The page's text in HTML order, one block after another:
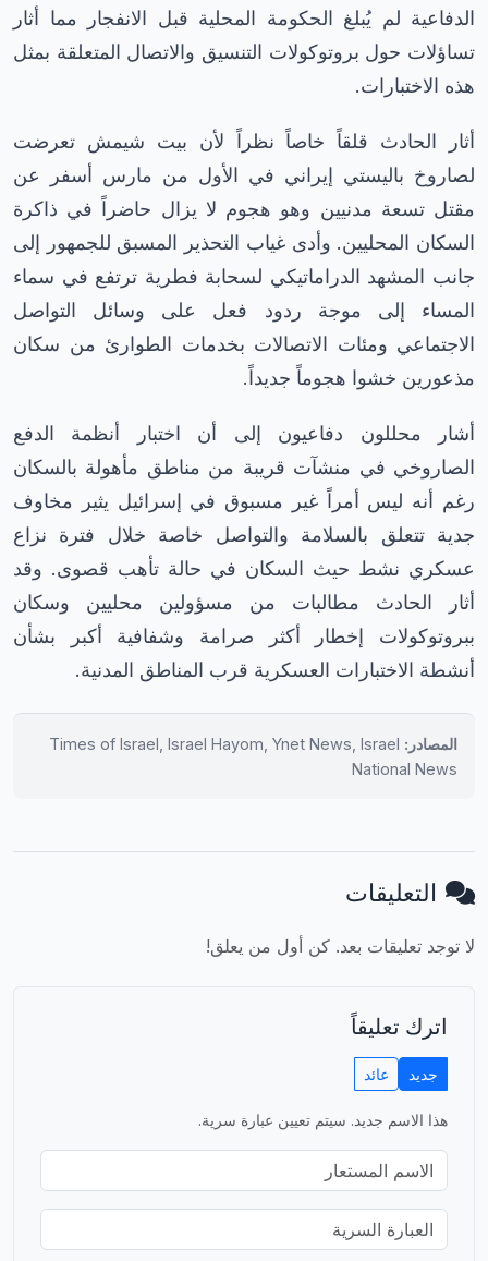
الدفاعية لم يُبلغ الحكومة المحلية قبل الانفجار مما أثار
تساؤلات حول بروتوكولات التنسيق والاتصال المتعلقة بمثل
هذه الاختبارات.
أثار الحادث قلقاً خاصاً نظراً لأن بيت شيمش تعرضت
لصاروخ باليستي إيراني في الأول من مارس أسفر عن
مقتل تسعة مدنيين وهو هجوم لا يزال حاضراً في ذاكرة
السكان المحليين. وأدى غياب التحذير المسبق للجمهور إلى
جانب المشهد الدراماتيكي لسحابة فطرية ترتفع في سماء
المساء إلى موجة ردود فعل على وسائل التواصل
الاجتماعي ومئات الاتصالات بخدمات الطوارئ من سكان
مذعورين خشوا هجوماً جديداً.
أشار محللون دفاعيون إلى أن اختبار أنظمة الدفع
الصاروخي في منشآت قريبة من مناطق مأهولة بالسكان
رغم أنه ليس أمراً غير مسبوق في إسرائيل يثير مخاوف
جدية تتعلق بالسلامة والتواصل خاصة خلال فترة نزاع
عسكري نشط حيث السكان في حالة تأهب قصوى. وقد
أثار الحادث مطالبات من مسؤولين محليين وسكان
ببروتوكولات إخطار أكثر صرامة وشفافية أكبر بشأن
أنشطة الاختبارات العسكرية قرب المناطق المدنية.
المصادر: Times of Israel, Israel Hayom, Ynet News, Israel
National News
التعليقات
لا توجد تعليقات بعد. كن أول من يعلق!
اترك تعليقاً
جديد عائد
هذا الاسم جديد. سيتم تعيين عبارة سرية.